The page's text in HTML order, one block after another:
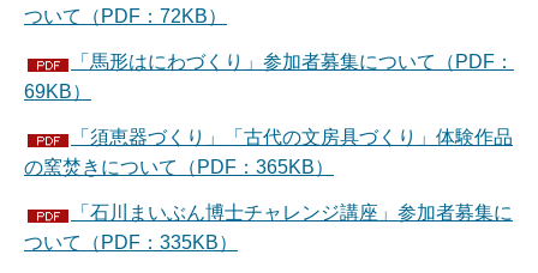
ついて（PDF：72KB）
「馬形はにわづくり」参加者募集について（PDF：
69KB）
「須恵器づくり」「古代の文房具づくり」体験作品
の窯焚きについて（PDF：365KB）
「石川まいぶん博士チャレンジ講座」参加者募集に
ついて（PDF：335KB）